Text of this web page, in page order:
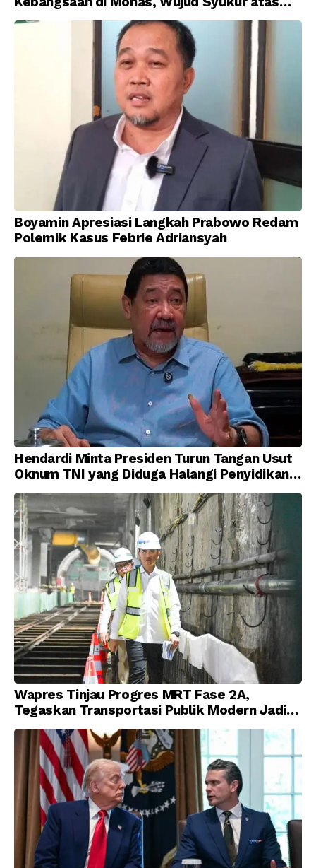
Kemerdekaan Indonesia
Boyamin Apresiasi Langkah Prabowo Redam
Polemik Kasus Febrie Adriansyah
Hendardi Minta Presiden Turun Tangan Usut
Oknum TNI yang Diduga Halangi Penyidikan
Korupsi
Wapres Tinjau Progres MRT Fase 2A,
Tegaskan Transportasi Publik Modern Jadi
Prioritas Nasional